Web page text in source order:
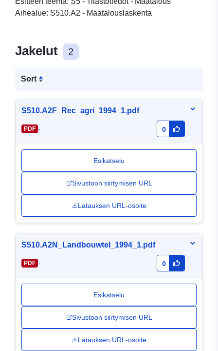
Aihealue: S510.A2 - Maatalouslaskenta
Jakelut 2
Sort
S510.A2F_Rec_agri_1994_1.pdf
PDF - 0
Esikatselu
Sivustoon siirtymisen URL
Latauksen URL-osoite
S510.A2N_Landbouwtel_1994_1.pdf
PDF - 0
Esikatselu
Sivustoon siirtymisen URL
Latauksen URL-osoite